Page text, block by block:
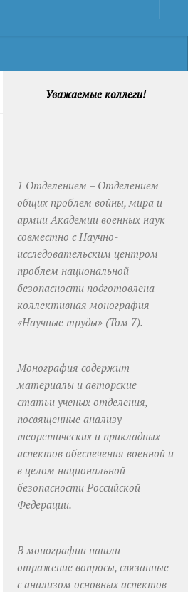
Уважаемые коллеги!
1 Отделением – Отделением
общих проблем войны, мира и
армии Академии военных наук
совместно с Научно-
исследовательским центром
проблем национальной
безопасности подготовлена
коллективная монография
«Научные труды» (Том 7).
Монография содержит
материалы и авторские
статьи ученых отделения,
посвященные анализу
теоретических и прикладных
аспектов обеспечения военной и
в целом национальной
безопасности Российской
Федерации.
В монографии нашли
отражение вопросы, связанные
с анализом основных аспектов